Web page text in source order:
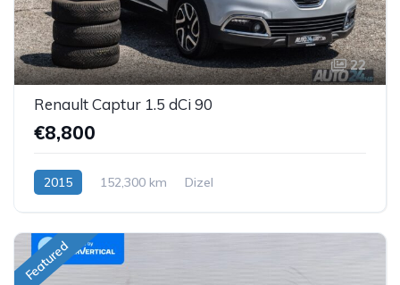
22
Renault Captur 1.5 dCi 90
€8,800
2015 152,300 km Dizel
Featured